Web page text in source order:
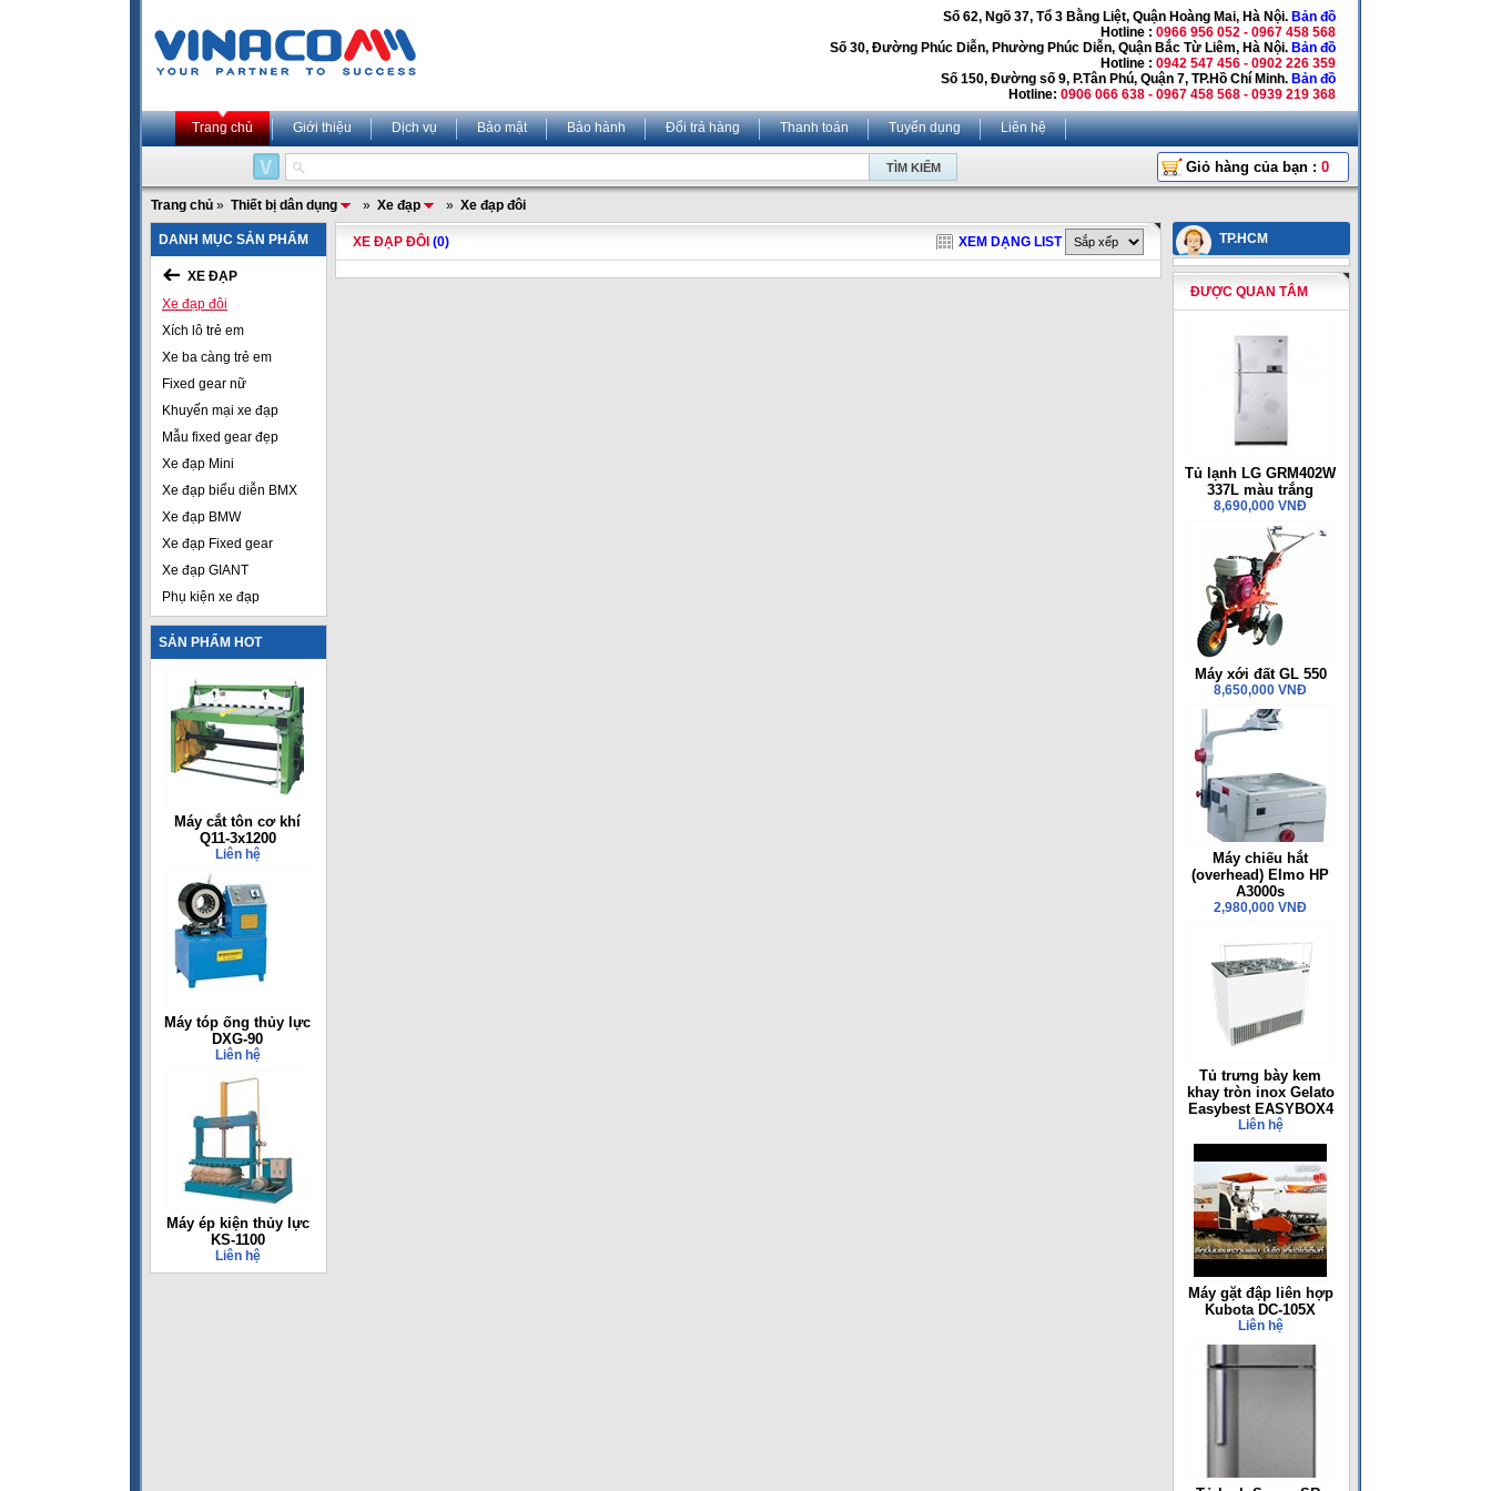
Số 62, Ngõ 37, Tổ 3 Bằng Liệt, Quận Hoàng Mai, Hà Nội. Bản đồ
Hotline : 0966 956 052 - 0967 458 568
Số 30, Đường Phúc Diễn, Phường Phúc Diễn, Quận Bắc Từ Liêm, Hà Nội. Bản đồ
Hotline : 0942 547 456 - 0902 226 359
Số 150, Đường số 9, P.Tân Phú, Quận 7, TP.Hồ Chí Minh. Bản đồ
Hotline: 0906 066 638 - 0967 458 568 - 0939 219 368
Trang chủ Giới thiệu Dịch vụ Bảo mật Bảo hành Đổi trả hàng Thanh toán Tuyển dụng Liên hệ
Giỏ hàng của bạn : 0
Trang chủ » Thiết bị dân dụng » Xe đạp » Xe đạp đôi
DANH MỤC SẢN PHẨM
XE ĐẠP
Xe đạp đôi
Xích lô trẻ em
Xe ba càng trẻ em
Fixed gear nữ
Khuyến mại xe đạp
Mẫu fixed gear đẹp
Xe đạp Mini
Xe đạp biểu diễn BMX
Xe đạp BMW
Xe đạp Fixed gear
Xe đạp GIANT
Phụ kiện xe đạp
SẢN PHẨM HOT
Máy cắt tôn cơ khí
Q11-3x1200
Liên hệ
Máy tóp ống thủy lực
DXG-90
Liên hệ
Máy ép kiện thủy lực
KS-1100
Liên hệ
XE ĐẠP ĐÔI (0) XEM DẠNG LIST TP.HCM
ĐƯỢC QUAN TÂM
Tủ lạnh LG GRM402W
337L màu trắng
8,690,000 VNĐ
Máy xới đất GL 550
8,650,000 VNĐ
Máy chiếu hắt
(overhead) Elmo HP
A3000s
2,980,000 VNĐ
Tủ trưng bày kem
khay tròn inox Gelato
Easybest EASYBOX4
Liên hệ
Máy gặt đập liên hợp
Kubota DC-105X
Liên hệ